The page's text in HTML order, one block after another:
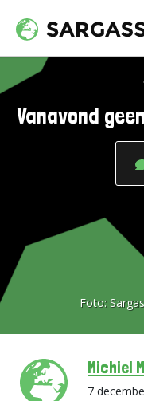
Vanavond
Foto:
Michiel
7